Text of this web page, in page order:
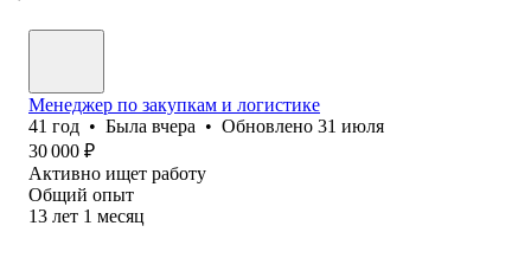
Менеджер по закупкам и логистике
41 год • Была вчера • Обновлено 31 июля
30 000 ₽
Активно ищет работу
Общий опыт
13 лет 1 месяц